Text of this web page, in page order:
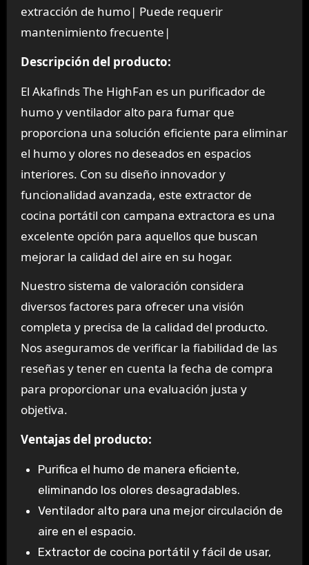
extracción de humo| Puede requerir
mantenimiento frecuente|
Descripción del producto:
El Akafinds The HighFan es un purificador de
humo y ventilador alto para fumar que
proporciona una solución eficiente para eliminar
el humo y olores no deseados en espacios
interiores. Con su diseño innovador y
funcionalidad avanzada, este extractor de
cocina portátil con campana extractora es una
excelente opción para aquellos que buscan
mejorar la calidad del aire en su hogar.
Nuestro sistema de valoración considera
diversos factores para ofrecer una visión
completa y precisa de la calidad del producto.
Nos aseguramos de verificar la fiabilidad de las
reseñas y tener en cuenta la fecha de compra
para proporcionar una evaluación justa y
objetiva.
Ventajas del producto:
Purifica el humo de manera eficiente,
eliminando los olores desagradables.
Ventilador alto para una mejor circulación de
aire en el espacio.
Extractor de cocina portátil y fácil de usar,